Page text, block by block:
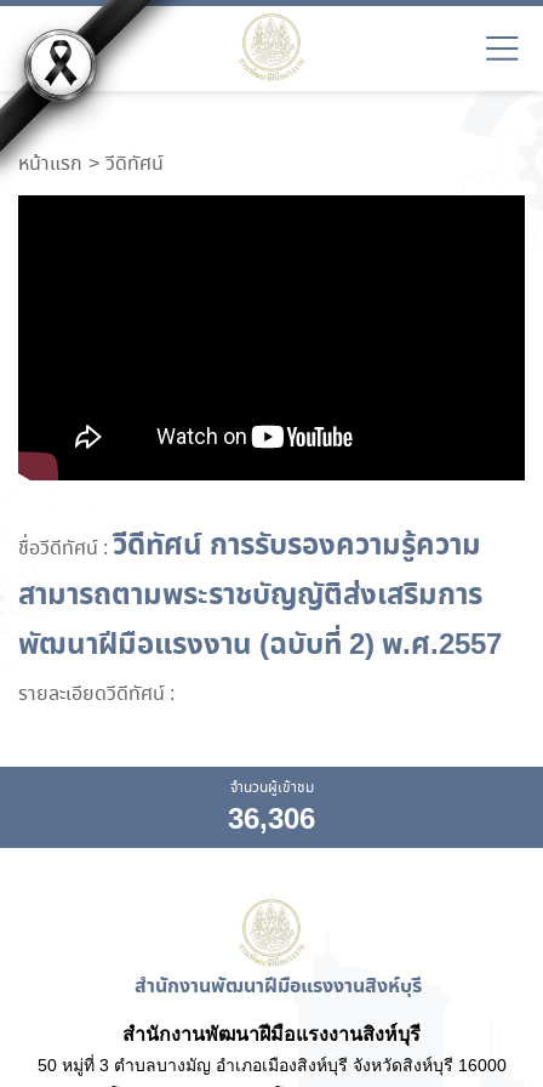
หน้าแรก วีดิทัศน์
ชื่อวีดีทัศน์ : วีดีทัศน์ การรับรองความรู้ความ
สามารถตามพระราชบัญญัติส่งเสริมการ
พัฒนาฝีมือแรงงาน (ฉบับที่ 2) พ.ศ.2557
รายละเอียดวีดีทัศน์ :
จำนวนผู้เข้าชม
36,306
สำนักงานพัฒนาฝีมือแรงงานสิงห์บุรี
สำนักงานพัฒนาฝีมือแรงงานสิงห์บุรี
50 หมู่ที่ 3 ตำบลบางมัญ อำเภอเมืองสิงห์บุรี จังหวัดสิงห์บุรี 16000